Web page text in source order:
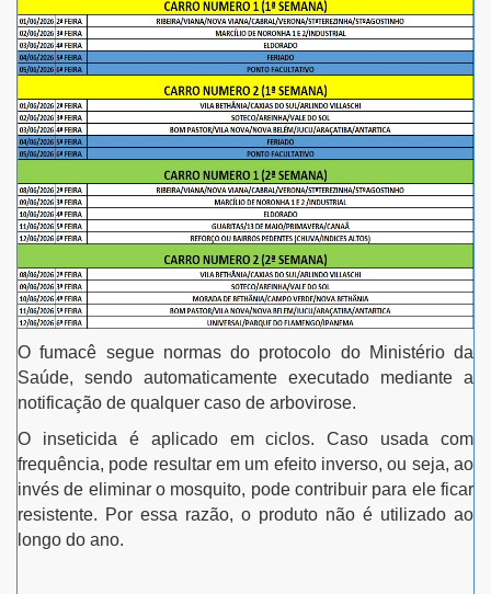
O fumacê segue normas do protocolo do Ministério da
Saúde, sendo automaticamente executado mediante a
notificação de qualquer caso de arbovirose.
O inseticida é aplicado em ciclos. Caso usada com
frequência, pode resultar em um efeito inverso, ou seja, ao
invés de eliminar o mosquito, pode contribuir para ele ficar
resistente. Por essa razão, o produto não é utilizado ao
longo do ano.